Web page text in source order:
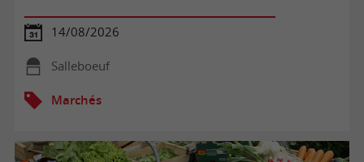
14/08/2026
Salleboeuf
Marchés